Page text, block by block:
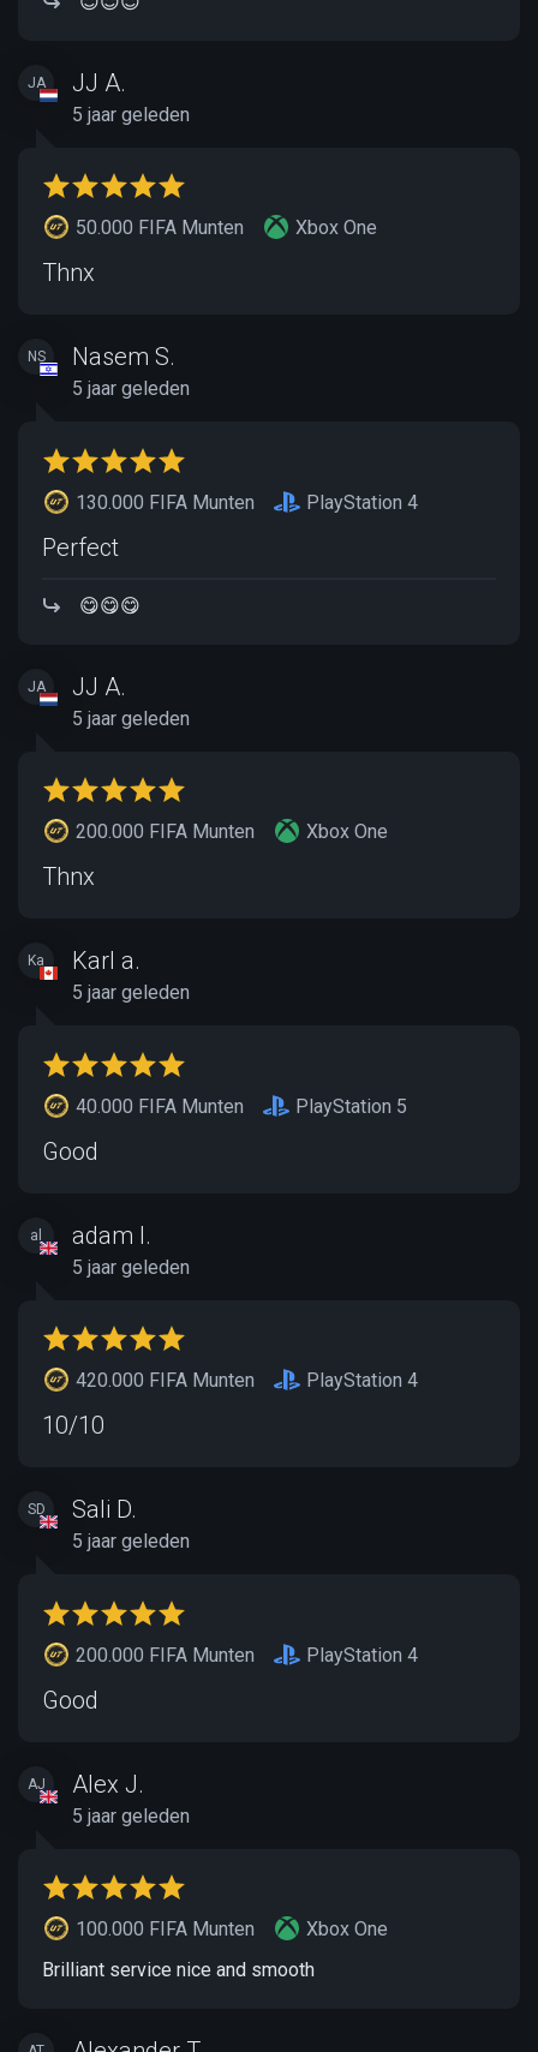
JA JJ A.
5 jaar geleden
50.000 FIFA Munten Xbox One
Thnx
NS Nasem S.
5 jaar geleden
130.000 FIFA Munten PlayStation 4
Perfect
😋😋😋
JA JJ A.
5 jaar geleden
200.000 FIFA Munten Xbox One
Thnx
Ka Karl a.
5 jaar geleden
40.000 FIFA Munten PlayStation 5
Good
al adam l.
5 jaar geleden
420.000 FIFA Munten PlayStation 4
10/10
SD Sali D.
5 jaar geleden
200.000 FIFA Munten PlayStation 4
Good
AJ Alex J.
5 jaar geleden
100.000 FIFA Munten
Xbox One
Brilliant service nice and smooth